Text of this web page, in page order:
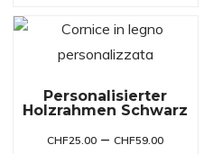
Personalisierter
Holzrahmen Schwarz
CHF25.00 –CHF59.00